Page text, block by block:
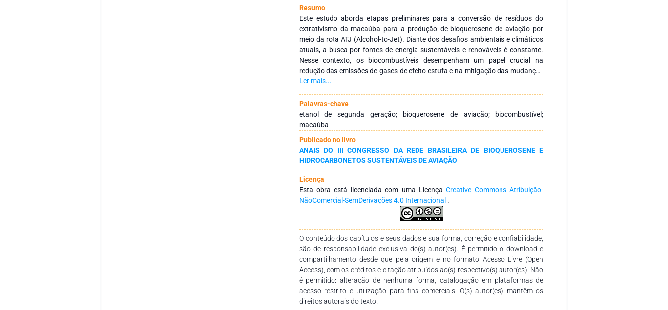
Resumo
Este estudo aborda etapas preliminares para a conversão de resíduos do
extrativismo da macaúba para a produção de bioquerosene de aviação por
meio da rota ATJ (Alcohol-to-Jet). Diante dos desafios ambientais e climáticos
atuais, a busca por fontes de energia sustentáveis e renováveis é constante.
Nesse contexto, os biocombustíveis desempenham um papel crucial na
redução das emissões de gases de efeito estufa e na mitigação das mudanças
climáticas. O bioquerosene de aviação surge como uma alternativa promissora
energética de forma econômica e mitigar os impactos ambientais do crescente
transporte aéreo, este estudo investiga a produção de bioquerosene derivado
do bioetanol de macaúba. A macaúba apresenta alta produtividade de óleo,
sustentabilidade no cultivo, baixo impacto ambiental e integração eficaz em
sistemas agroflorestais. O bioquerosene resultante pode ser produzido
utilizando o óleo na rota HEFA e a biomassa residual nas rotas ATJ e FT,
contribuindo assim para a redução das emissões de poluentes em comparação
com os combustíveis fósseis.
Ler mais...
Palavras-chave
etanol de segunda geração; bioquerosene de aviação; biocombustível;
macaúba
Publicado no livro
ANAIS DO III CONGRESSO DA REDE BRASILEIRA DE BIOQUEROSENE E
HIDROCARBONETOS SUSTENTÁVEIS DE AVIAÇÃO
Licença
Esta obra está licenciada com uma LicençaCreative Commons Atribuição-
NãoComercial-SemDerivações 4.0 Internacional .
O conteúdo dos capítulos e seus dados e sua forma, correção e confiabilidade,
são de responsabilidade exclusiva do(s) autor(es). É permitido o download e
compartilhamento desde que pela origem e no formato Acesso Livre (Open
Access), com os créditos e citação atribuídos ao(s) respectivo(s) autor(es). Não
é permitido: alteração de nenhuma forma, catalogação em plataformas de
acesso restrito e utilização para fins comerciais. O(s) autor(es) mantêm os
direitos autorais do texto.